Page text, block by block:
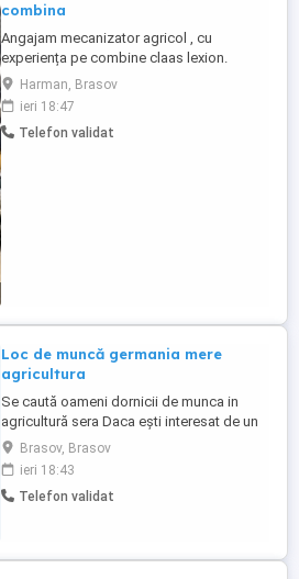
combina
Angajam mecanizator agricol , cu
experiența pe combine claas lexion.
Facem prestări servicii in mai multe județe.
Asigurăm cazare , mâncare, cartea de
munca și un salar atractiv. Se cere permis
de conducere si seriozitate. Detalii la
Harman, Brasov
ieri 18:47
Telefon validat
Loc de muncă germania mere
agricultura
Se caută oameni dornicii de munca in
agricultură sera Daca ești interesat de un
loc de muncă în industria agriculturii va
putem oferii -Se lucrează de luni până
sâmbătă 8 ore pe zi - Se lucrează la
cules mere cules castraveți - Se oferă
Brasov, Brasov
ieri 18:43
Telefon validat